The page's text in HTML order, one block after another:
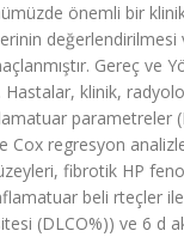
önemli bir
değerlendirilmesi
Gereç ve
klinik,
parametreler
Cox regresyon
fibrotik HP
beli rteçler
(DLCO%)) ve 6 d